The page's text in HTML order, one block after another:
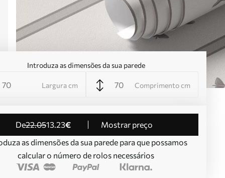
Introduza as dimensões da sua parede
Largura cm Comprimento cm
de22.0513.23€
Mostrar preço
as dimensões da sua parede para que possamos
calcular o número de rolos necessários